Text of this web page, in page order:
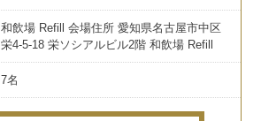
和飲場 Refill 会場住所 愛知県名古屋市中区
栄4-5-18 栄ソシアルビル2階 和飲場 Refill
7名